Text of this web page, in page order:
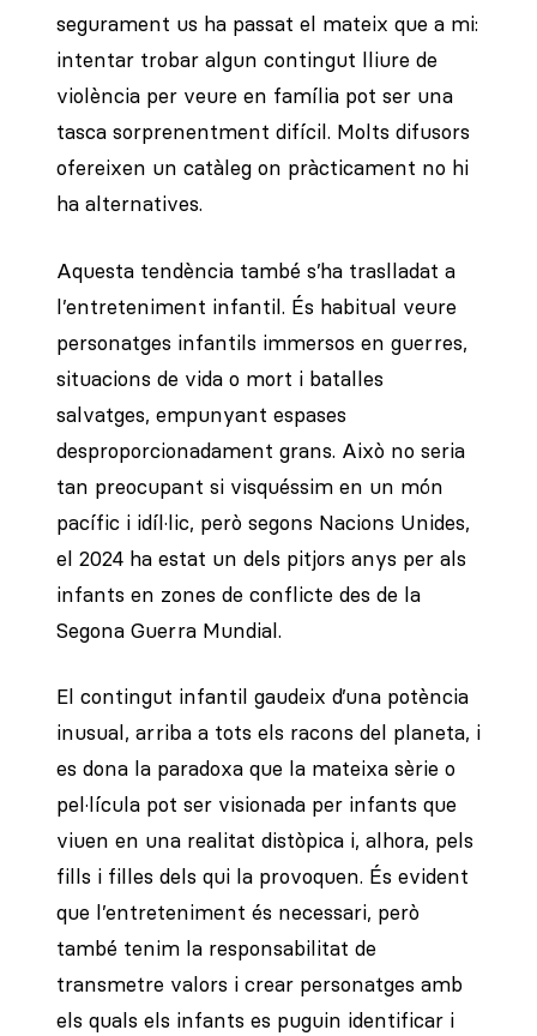
segurament us ha passat el mateix que a mi:
intentar trobar algun contingut lliure de
violència per veure en família pot ser una
tasca sorprenentment difícil. Molts difusors
ofereixen un catàleg on pràcticament no hi
ha alternatives.
Aquesta tendència també s’ha traslladat a
l’entreteniment infantil. És habitual veure
personatges infantils immersos en guerres,
situacions de vida o mort i batalles
salvatges, empunyant espases
desproporcionadament grans. Això no seria
tan preocupant si visquéssim en un món
pacífic i idíl·lic, però segons Nacions Unides,
el 2024 ha estat un dels pitjors anys per als
infants en zones de conflicte des de la
Segona Guerra Mundial.
El contingut infantil gaudeix d’una potència
inusual, arriba a tots els racons del planeta, i
es dona la paradoxa que la mateixa sèrie o
pel·lícula pot ser visionada per infants que
viuen en una realitat distòpica i, alhora, pels
fills i filles dels qui la provoquen. És evident
que l’entreteniment és necessari, però
també tenim la responsabilitat de
transmetre valors i crear personatges amb
els quals els infants es puguin identificar i